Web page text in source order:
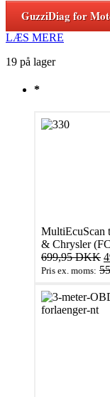
GuzziDiag for
LÆS MERE
19 på lager
*
MultiEcuScan
& Chrysler
699,95DKK
Pris ex. moms: